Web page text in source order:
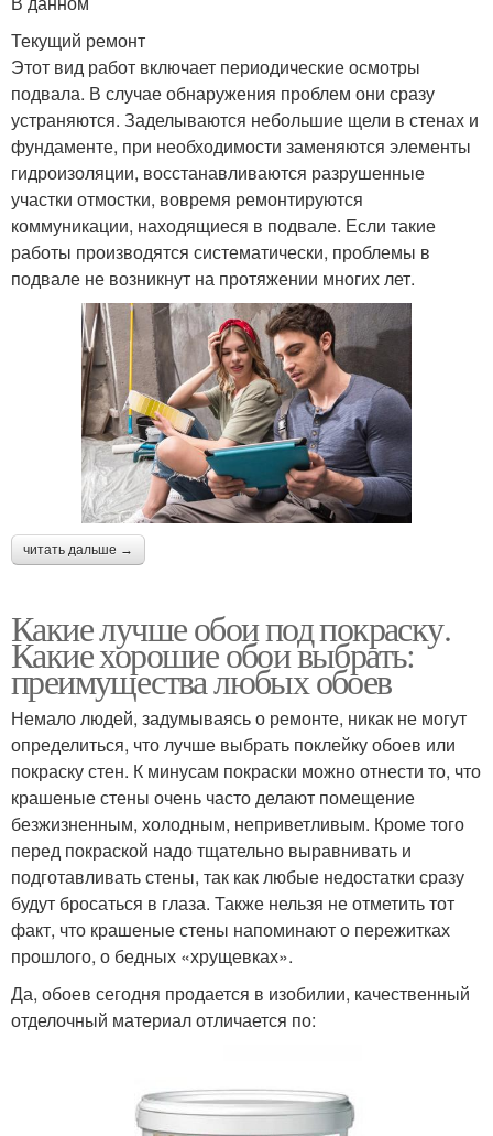
Текущий ремонт
Этот вид работ включает периодические осмотры
подвала. В случае обнаружения проблем они сразу
устраняются. Заделываются небольшие щели в стенах и
фундаменте, при необходимости заменяются элементы
гидроизоляции, восстанавливаются разрушенные
участки отмостки, вовремя ремонтируются
коммуникации, находящиеся в подвале. Если такие
работы производятся систематически, проблемы в
подвале не возникнут на протяжении многих лет.
читать дальше →
Какие лучше обои под покраску.
Какие хорошие обои выбрать:
преимущества любых обоев
Немало людей, задумываясь о ремонте, никак не могут
определиться, что лучше выбрать поклейку обоев или
покраску стен. К минусам покраски можно отнести то, что
крашеные стены очень часто делают помещение
безжизненным, холодным, неприветливым. Кроме того
перед покраской надо тщательно выравнивать и
подготавливать стены, так как любые недостатки сразу
будут бросаться в глаза. Также нельзя не отметить тот
факт, что крашеные стены напоминают о пережитках
прошлого, о бедных «хрущевках».
Да, обоев сегодня продается в изобилии, качественный
отделочный материал отличается по: